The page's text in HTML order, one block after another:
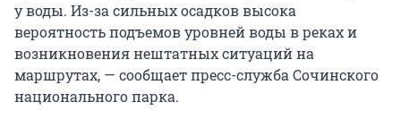
у воды. Из-за сильных осадков высока
вероятность подъемов уровней воды в реках и
возникновения нештатных ситуаций на
маршрутах, — сообщает пресс-служба Сочинского
национального парка.